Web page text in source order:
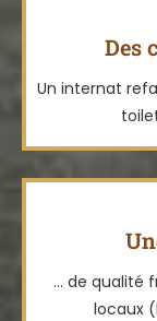
Des
Un internat
... de qualité
locaux